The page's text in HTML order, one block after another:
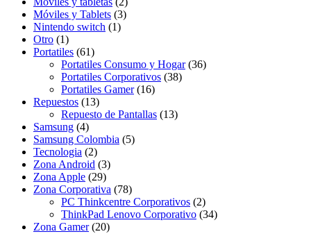
Móviles y Tablets (3)
Nintendo switch (1)
Otro (1)
Portatiles (61)
Portatiles Consumo y Hogar (36)
Portatiles Corporativos (38)
Portatiles Gamer (16)
Repuestos (13)
Repuesto de Pantallas (13)
Samsung (4)
Samsung Colombia (5)
Tecnologia (2)
Zona Android (3)
Zona Apple (29)
Zona Corporativa (78)
PC Thinkcentre Corporativos (2)
ThinkPad Lenovo Corporativo (34)
Zona Gamer (20)